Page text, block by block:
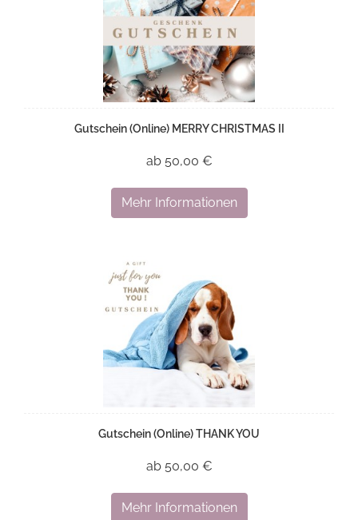
Gutschein (Online) MERRY CHRISTMAS II
ab 50,00 €
Mehr Informationen
Gutschein (Online) THANK YOU
ab 50,00 €
Mehr Informationen